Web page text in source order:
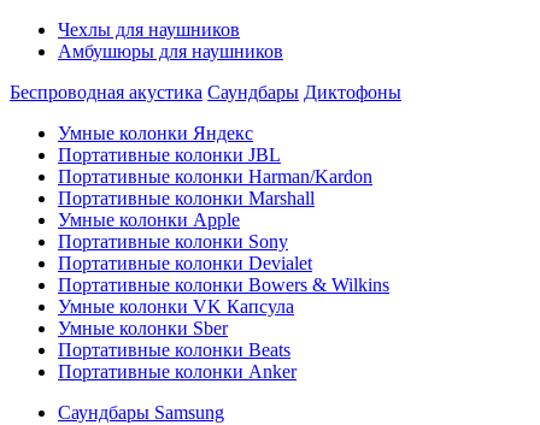
Чехлы для наушников
Амбушюры для наушников
Беспроводная акустика Саундбары Диктофоны
Умные колонки Яндекс
Портативные колонки JBL
Портативные колонки Harman/Kardon
Портативные колонки Marshall
Умные колонки Apple
Портативные колонки Sony
Портативные колонки Devialet
Портативные колонки Bowers & Wilkins
Умные колонки VK Капсула
Умные колонки Sber
Портативные колонки Beats
Портативные колонки Anker
Саундбары Samsung